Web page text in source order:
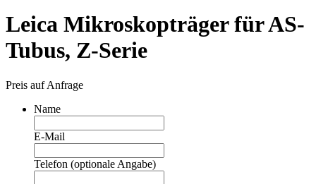
Leica Mikroskopträger für AS-
Tubus, Z-Serie
Preis auf Anfrage
Name
E-Mail
Telefon (optionale Angabe)